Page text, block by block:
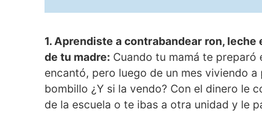
1. Aprendiste a contrabandear ron,
de tu madre: Cuando tu mamá te
encantó, pero luego de un mes viviendo
bombillo ¿Y si la vendo? Con el dinero le
de la escuela o te ibas a otra unidad y le